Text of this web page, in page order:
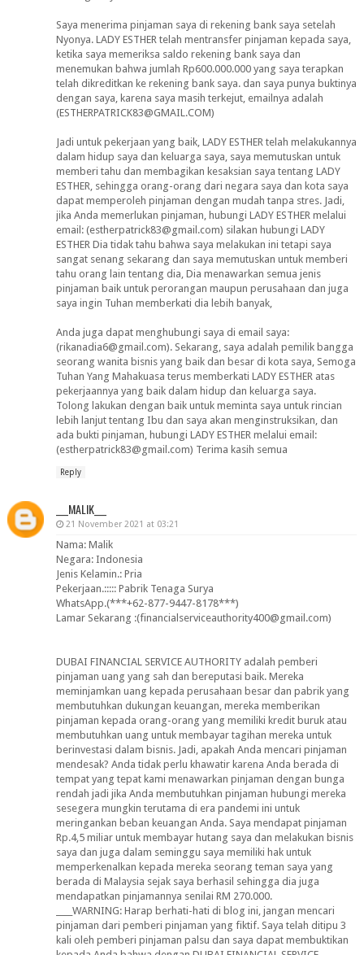
Saya menerima pinjaman saya di rekening bank saya setelah
Nyonya. LADY ESTHER telah mentransfer pinjaman kepada saya,
ketika saya memeriksa saldo rekening bank saya dan
menemukan bahwa jumlah Rp600.000.000 yang saya terapkan
telah dikreditkan ke rekening bank saya. dan saya punya buktinya
dengan saya, karena saya masih terkejut, emailnya adalah
(ESTHERPATRICK83@GMAIL.COM)
Jadi untuk pekerjaan yang baik, LADY ESTHER telah melakukannya
dalam hidup saya dan keluarga saya, saya memutuskan untuk
memberi tahu dan membagikan kesaksian saya tentang LADY
ESTHER, sehingga orang-orang dari negara saya dan kota saya
dapat memperoleh pinjaman dengan mudah tanpa stres. Jadi,
jika Anda memerlukan pinjaman, hubungi LADY ESTHER melalui
email: (estherpatrick83@gmail.com) silakan hubungi LADY
ESTHER Dia tidak tahu bahwa saya melakukan ini tetapi saya
sangat senang sekarang dan saya memutuskan untuk memberi
tahu orang lain tentang dia, Dia menawarkan semua jenis
pinjaman baik untuk perorangan maupun perusahaan dan juga
saya ingin Tuhan memberkati dia lebih banyak,
Anda juga dapat menghubungi saya di email saya:
(rikanadia6@gmail.com). Sekarang, saya adalah pemilik bangga
seorang wanita bisnis yang baik dan besar di kota saya, Semoga
Tuhan Yang Mahakuasa terus memberkati LADY ESTHER atas
pekerjaannya yang baik dalam hidup dan keluarga saya.
Tolong lakukan dengan baik untuk meminta saya untuk rincian
lebih lanjut tentang Ibu dan saya akan menginstruksikan, dan
ada bukti pinjaman, hubungi LADY ESTHER melalui email:
(estherpatrick83@gmail.com) Terima kasih semua
Reply
___MALIK___
21 November 2021 at 03:21
Nama: Malik
Negara: Indonesia
Jenis Kelamin.: Pria
Pekerjaan.::::: Pabrik Tenaga Surya
WhatsApp.(***+62-877-9447-8178***)
Lamar Sekarang :(financialserviceauthority400@gmail.com)
DUBAI FINANCIAL SERVICE AUTHORITY adalah pemberi
pinjaman uang yang sah dan bereputasi baik. Mereka
meminjamkan uang kepada perusahaan besar dan pabrik yang
membutuhkan dukungan keuangan, mereka memberikan
pinjaman kepada orang-orang yang memiliki kredit buruk atau
membutuhkan uang untuk membayar tagihan mereka untuk
berinvestasi dalam bisnis. Jadi, apakah Anda mencari pinjaman
mendesak? Anda tidak perlu khawatir karena Anda berada di
tempat yang tepat kami menawarkan pinjaman dengan bunga
rendah jadi jika Anda membutuhkan pinjaman hubungi mereka
sesegera mungkin terutama di era pandemi ini untuk
meringankan beban keuangan Anda. Saya mendapat pinjaman
Rp.4,5 miliar untuk membayar hutang saya dan melakukan bisnis
saya dan juga dalam seminggu saya memiliki hak untuk
memperkenalkan kepada mereka seorang teman saya yang
berada di Malaysia sejak saya berhasil sehingga dia juga
mendapatkan pinjamannya senilai RM 270.000.
____WARNING: Harap berhati-hati di blog ini, jangan mencari
pinjaman dari pemberi pinjaman yang fiktif. Saya telah ditipu 3
kali oleh pemberi pinjaman palsu dan saya dapat membuktikan